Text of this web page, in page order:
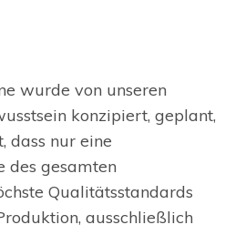
wurde von unseren
konzipiert, geplant,
dass nur eine
des gesamten
Qualitätsstandards
ausschließlich